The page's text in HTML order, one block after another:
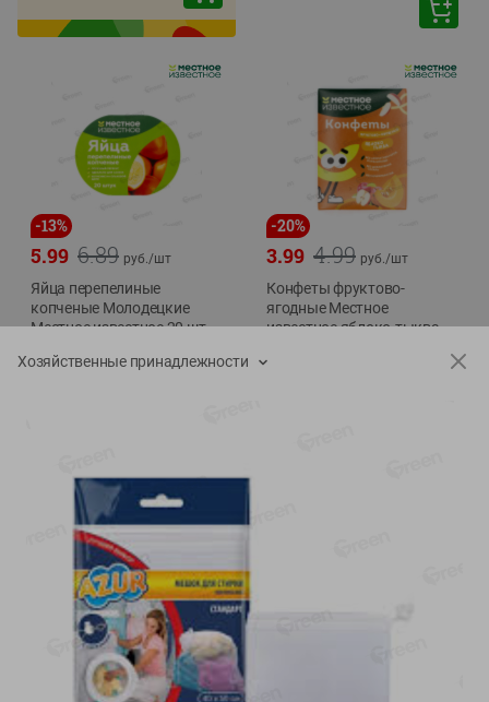
-13%
6.89
5.99 руб./шт
Яйца перепелиные
копченые Молодецкие
Местное известное 20 шт
-20%
4.99
3.99 руб./шт
Конфеты фруктово-
ягодные Местное
известное яблоко-тыква
Показать 15-28 из 77
Каталог товаров
Специально для вас
Хозяйственные принадлежности